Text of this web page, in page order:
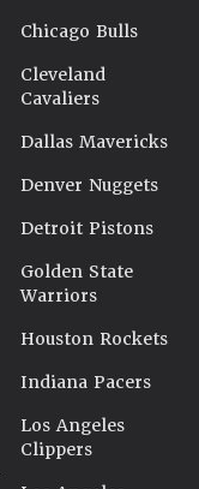
Chicago Bulls
Cleveland
Cavaliers
Dallas Mavericks
Denver Nuggets
Detroit Pistons
Golden State
Warriors
Houston Rockets
Indiana Pacers
Los Angeles
Clippers